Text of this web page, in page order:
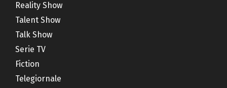
Reality Show
Talent Show
Talk Show
Serie TV
Fiction
Telegiornale